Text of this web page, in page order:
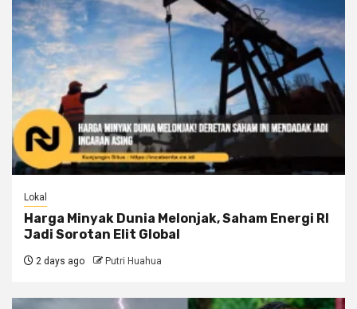
Lokal
Harga Minyak Dunia Melonjak, Saham Energi RI
Jadi Sorotan Elit Global
2 days ago Putri Huahua